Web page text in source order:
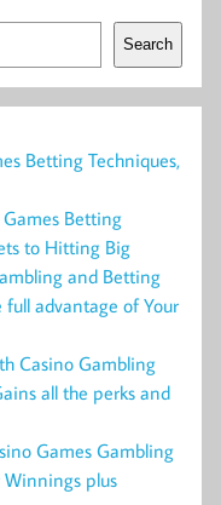
Search
Betting Techniques,
Betting
to Hitting Big
and Betting
full advantage of Your
Casino Gambling
all the perks and
Games Gambling
Winnings plus